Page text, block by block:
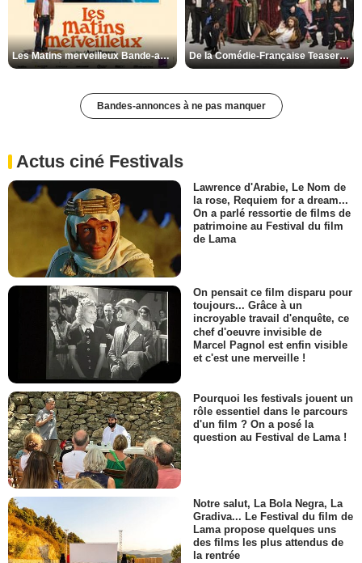
Les Matins merveilleux Bande-annonce VF De la Comédie-Française Teaser VF
Bandes-annonces à ne pas manquer
Actus ciné Festivals
Lawrence d'Arabie, Le Nom de
la rose, Requiem for a dream...
On a parlé ressortie de films de
patrimoine au Festival du film
de Lama
On pensait ce film disparu pour
toujours... Grâce à un
incroyable travail d'enquête, ce
chef d'oeuvre invisible de
Marcel Pagnol est enfin visible
et c'est une merveille !
Pourquoi les festivals jouent un
rôle essentiel dans le parcours
d'un film ? On a posé la
question au Festival de Lama !
Notre salut, La Bola Negra, La
Gradiva... Le Festival du film de
Lama propose quelques uns
des films les plus attendus de
la rentrée